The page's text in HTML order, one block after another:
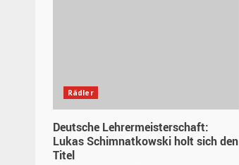
Rädler
Deutsche Lehrermeisterschaft:
Lukas Schimnatkowski holt sich den
Titel